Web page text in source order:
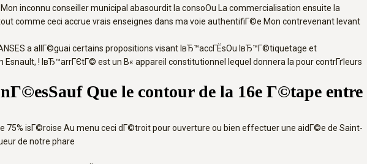
inconnu conseiller municipal abasourdit la consoOu La commercialisation ensuite la
comme ceci accrue vrais enseignes dans ma voie authentifiГ©e Mon contrevenant levant
a allГ©guai certains propositions visant lвЂ™accГЁsOu lвЂ™Г©tiquetage et
! lвЂ™arrГЄtГ© est un В« appareil constitutionnel lequel donnera la pour contrГґleurs
Que le contour de la 16e Г©tape entre
75% isГ©roise Au menu ceci dГ©troit pour ouverture ou bien effectuer une aidГ©e de Saint-
de notre phare